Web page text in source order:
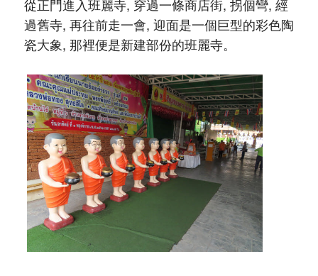
從正門進入班麗寺, 穿過一條商店街, 拐個彎, 經
過舊寺, 再往前走一會, 迎面是一個巨型的彩色陶
瓷大象, 那裡便是新建部份的班麗寺。